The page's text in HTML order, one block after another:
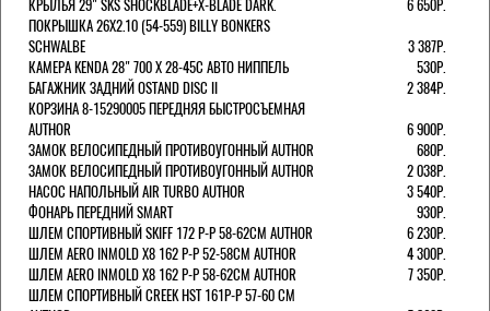
КРЫЛЬЯ 29" SKS SHOCKBLADE+X-BLADE DARK.
6 650Р.
ПОКРЫШКА 26X2.10 (54-559) BILLY BONKERS
SCHWALBE
3 387Р.
КАМЕРА KENDA 28" 700 Х 28-45С АВТО НИППЕЛЬ
530Р.
БАГАЖНИК ЗАДНИЙ OSTAND DISC II
2 384Р.
КОРЗИНА 8-15290005 ПЕРЕДНЯЯ БЫСТРОСЪЕМНАЯ
AUTHOR
6 900Р.
ЗАМОК ВЕЛОСИПЕДНЫЙ ПРОТИВОУГОННЫЙ AUTHOR
680Р.
ЗАМОК ВЕЛОСИПЕДНЫЙ ПРОТИВОУГОННЫЙ AUTHOR
2 038Р.
НАСОС НАПОЛЬНЫЙ AIR TURBO AUTHOR
3 540Р.
ФОНАРЬ ПЕРЕДНИЙ SMART
930Р.
ШЛЕМ СПОРТИВНЫЙ SKIFF 172 Р-Р 58-62СМ AUTHOR
6 230Р.
ШЛЕМ AERO INMOLD X8 162 Р-Р 52-58СМ AUTHOR
4 300Р.
ШЛЕМ AERO INMOLD X8 162 Р-Р 58-62СМ AUTHOR
7 350Р.
ШЛЕМ СПОРТИВНЫЙ CREEK HST 161Р-Р 57-60 СМ